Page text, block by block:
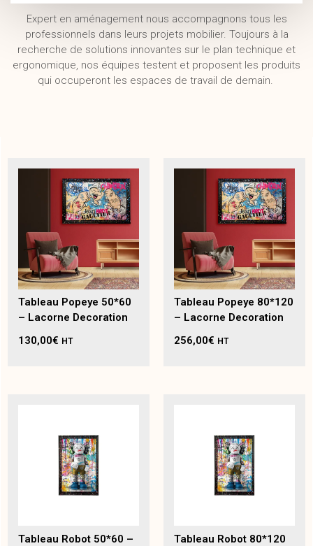
Expert en aménagement nous accompagnons tous les
professionnels dans leurs projets mobilier. Toujours à la
recherche de solutions innovantes sur le plan technique et
ergonomique, nos équipes testent et proposent les produits
qui occuperont les espaces de travail de demain.
Tableau Popeye 50*60
– Lacorne Decoration
130,00€ HT
Tableau Popeye 80*120
– Lacorne Decoration
256,00€ HT
Tableau Robot 50*60 –
Tableau Robot 80*120